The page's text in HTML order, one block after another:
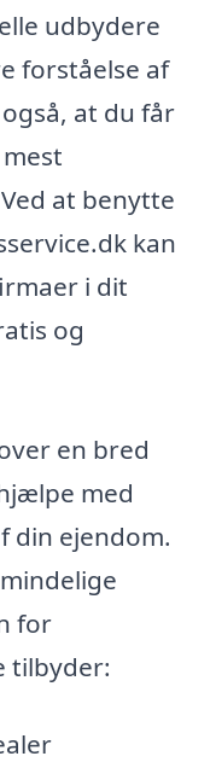
udbydere
forståelse af
at du får
at benytte
kan
i dit
og
en bred
med
din ejendom.
for
tilbyder: